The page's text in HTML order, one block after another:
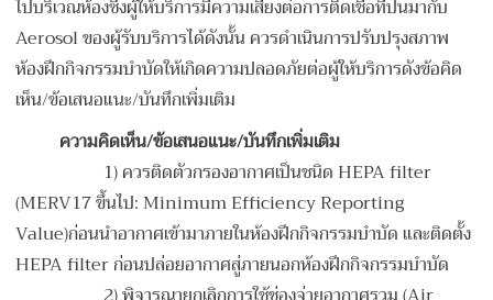
ไปบริเวณห้องซึ่งผู้ให้บริการมีความเสี่ยงต่อการติดเชื้อที่ปนมากับ
Aerosol ของผู้รับบริการได้ดังนั้น ควรดำเนินการปรับปรุงสภาพ
ห้องฝึกกิจกรรมบำบัดให้เกิดความปลอดภัยต่อผู้ให้บริการดังข้อคิด
เห็น/ข้อเสนอแนะ/บันทึกเพิ่มเติม
ความคิดเห็น/ข้อเสนอแนะ/บันทึกเพิ่มเติม
1) ควรติดตัวกรองอากาศเป็นชนิด HEPA filter
(MERV17 ขึ้นไป: Minimum Efficiency Reporting
Value)ก่อนนำอากาศเข้ามาภายในห้องฝึกกิจกรรมบำบัด และติดตั้ง
HEPA filter ก่อนปล่อยอากาศสู่ภายนอกห้องฝึกกิจกรรมบำบัด